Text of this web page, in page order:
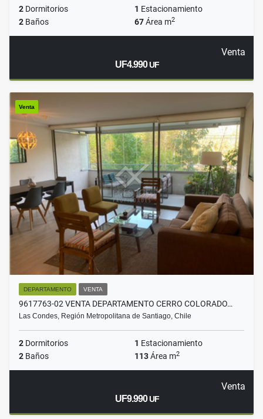
2 Dormitorios 1 Estacionamiento
2 Baños 67Área m2
Venta
UF4.990UF
Venta
DEPARTAMENTO VENTA
9617763-02 VENTA DEPARTAMENTO CERRO COLORADO…
Las Condes, Región Metropolitana de Santiago, Chile
2 Dormitorios 1 Estacionamiento
2 Baños 113Área m2
Venta
UF9.990UF